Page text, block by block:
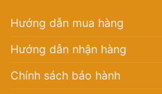
Hướng dẫn mua hàng
Hướng dẫn nhận hàng
Chính sách bảo hành